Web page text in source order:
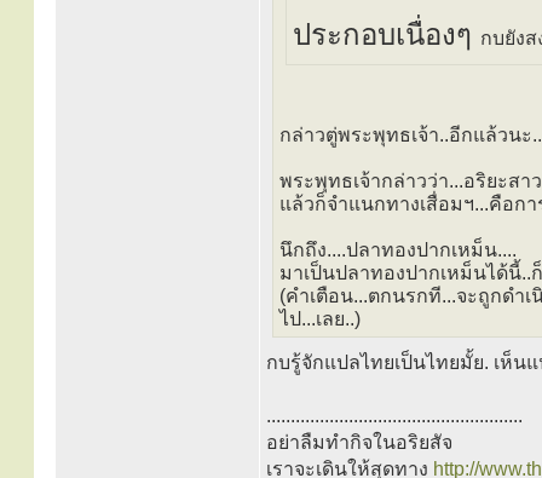
ประกอบเนื่องๆ กบยัง
กล่าวตู่พระพุทธเจ้า..อีกแล้วนะ
พระพุทธเจ้ากล่าวว่า...อริยะสา
แล้วก็จำแนกทางเสื่อมฯ...คือก
นึกถึง....ปลาทองปากเหม็น....
มาเป็นปลาทองปากเหม็นได้นี้..
(คำเตือน...ตกนรกที...จะถูกดำ
ไป...เลย..)
กบรู้จักแปลไทยเป็นไทยมั้ย. เห็น
.....................................................
อย่าลืมทำกิจในอริยสัจ
เราจะเดินให้สุดทาง http://